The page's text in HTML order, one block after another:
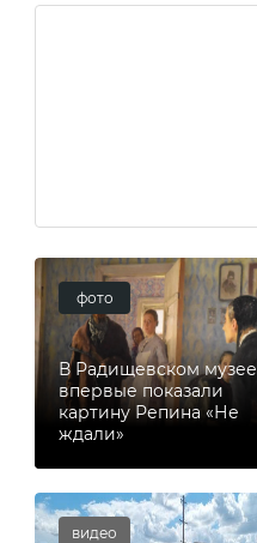
фото
В Радищевском музее
впервые показали
картину Репина «Не
ждали»
видео